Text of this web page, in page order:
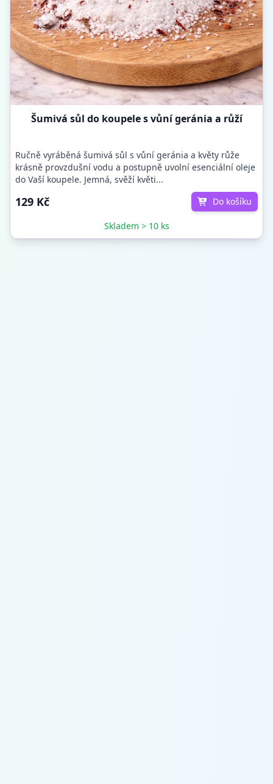
Šumivá sůl do koupele s vůní geránia a růží
Ručně vyráběná šumivá sůl s vůní geránia a květy růže
krásně provzdušní vodu a postupně uvolní esenciální oleje
do Vaší koupele. Jemná, svěží květi...
129 Kč Do košíku
Skladem > 10 ks